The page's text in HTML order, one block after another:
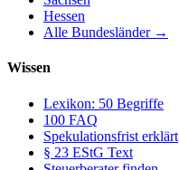
Hessen
Alle Bundesländer →
Wissen
Lexikon: 50 Begriffe
100 FAQ
Spekulationsfrist erklärt
§ 23 EStG Text